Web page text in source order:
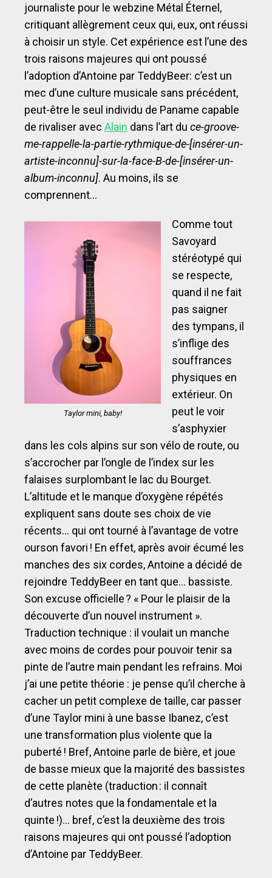
journaliste pour le webzine Métal Éternel,
critiquant allègrement ceux qui, eux, ont réussi
à choisir un style. Cet expérience est l’une des
trois raisons majeures qui ont poussé
l’adoption d’Antoine par TeddyBeer: c’est un
mec d’une culture musicale sans précédent,
peut-être le seul individu de Paname capable
de rivaliser avec Alain dans l’art du ce-groove-
me-rappelle-la-partie-rythmique-de-[insérer-un-
artiste-inconnu]-sur-la-face-B-de-[insérer-un-
album-inconnu]. Au moins, ils se
comprennent…
Taylor mini, baby!
Comme tout
Savoyard
stéréotypé qui
se respecte,
quand il ne fait
pas saigner
des tympans, il
s’inflige des
souffrances
physiques en
extérieur. On
peut le voir
s’asphyxier
dans les cols alpins sur son vélo de route, ou
s’accrocher par l’ongle de l’index sur les
falaises surplombant le lac du Bourget.
L’altitude et le manque d’oxygène répétés
expliquent sans doute ses choix de vie
récents… qui ont tourné à l’avantage de votre
ourson favori ! En effet, après avoir écumé les
manches des six cordes, Antoine a décidé de
rejoindre TeddyBeer en tant que… bassiste.
Son excuse officielle ? « Pour le plaisir de la
découverte d’un nouvel instrument ».
Traduction technique : il voulait un manche
avec moins de cordes pour pouvoir tenir sa
pinte de l’autre main pendant les refrains. Moi
j’ai une petite théorie : je pense qu’il cherche à
cacher un petit complexe de taille, car passer
d’une Taylor mini à une basse Ibanez, c’est
une transformation plus violente que la
puberté ! Bref, Antoine parle de bière, et joue
de basse mieux que la majorité des bassistes
de cette planète (traduction : il connaît
d’autres notes que la fondamentale et la
quinte !)… bref, c’est la deuxième des trois
raisons majeures qui ont poussé l’adoption
d’Antoine par TeddyBeer.